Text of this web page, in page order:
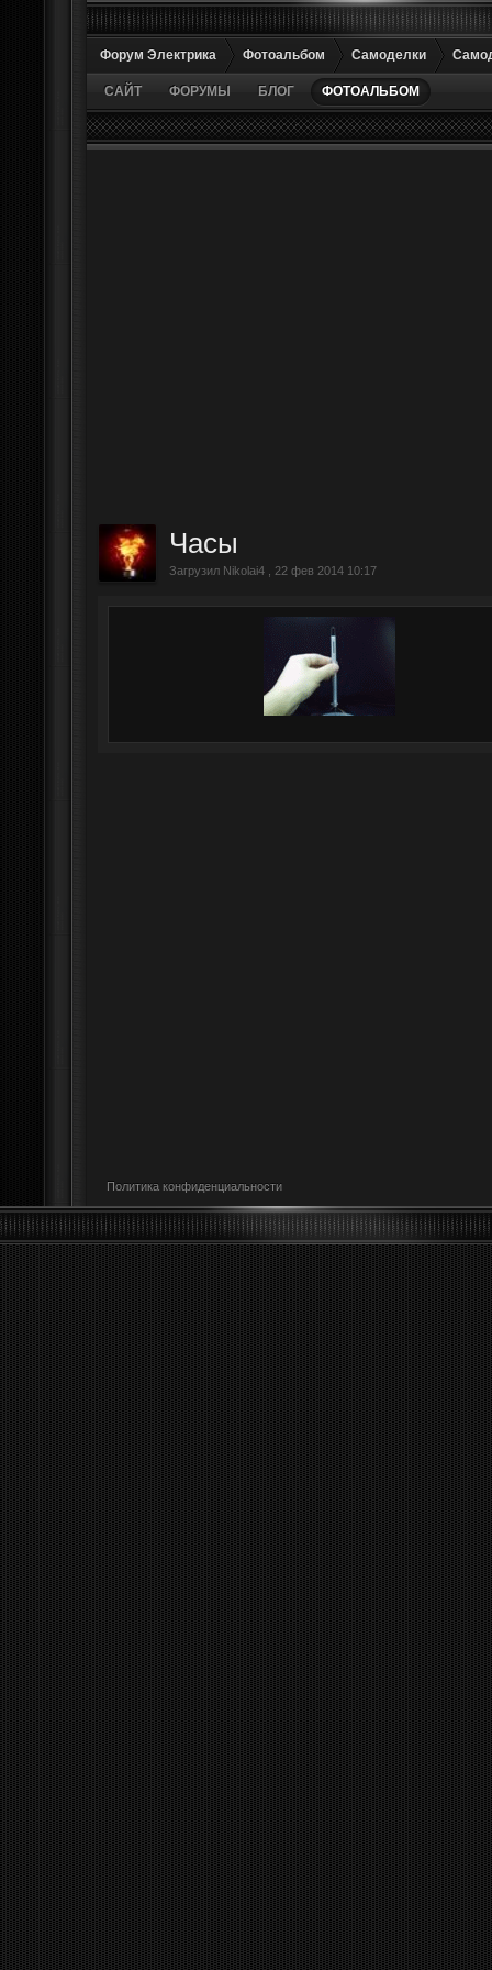
Форум Электрика Фотоальбом Самоделки
САЙТ ФОРУМЫ БЛОГ ФОТОАЛЬБОМ
Часы
Загрузил Nikolai4 , 22 фев 2014 10:17
Политика конфиденциальности